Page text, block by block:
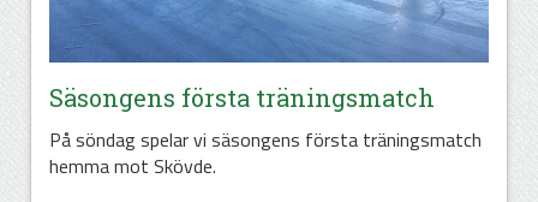
Säsongens första träningsmatch
På söndag spelar vi säsongens första träningsmatch
hemma mot Skövde.